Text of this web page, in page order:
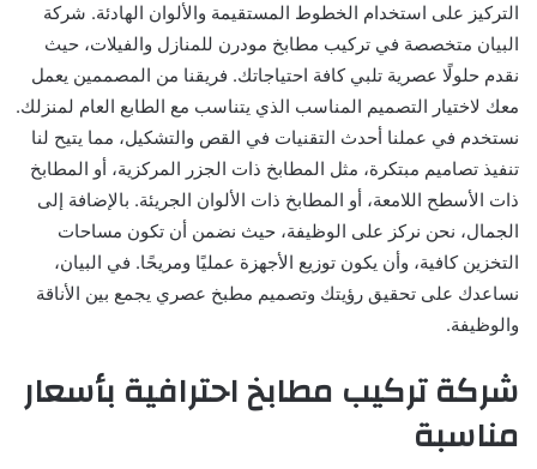
التركيز على استخدام الخطوط المستقيمة والألوان الهادئة. شركة
البيان متخصصة في تركيب مطابخ مودرن للمنازل والفيلات، حيث
نقدم حلولًا عصرية تلبي كافة احتياجاتك. فريقنا من المصممين يعمل
معك لاختيار التصميم المناسب الذي يتناسب مع الطابع العام لمنزلك.
نستخدم في عملنا أحدث التقنيات في القص والتشكيل، مما يتيح لنا
تنفيذ تصاميم مبتكرة، مثل المطابخ ذات الجزر المركزية، أو المطابخ
ذات الأسطح اللامعة، أو المطابخ ذات الألوان الجريئة. بالإضافة إلى
الجمال، نحن نركز على الوظيفة، حيث نضمن أن تكون مساحات
التخزين كافية، وأن يكون توزيع الأجهزة عمليًا ومريحًا. في البيان،
نساعدك على تحقيق رؤيتك وتصميم مطبخ عصري يجمع بين الأناقة
والوظيفة.
شركة تركيب مطابخ احترافية بأسعار
مناسبة